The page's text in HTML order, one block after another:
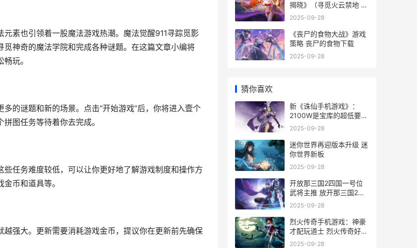
素也引领着一股魔法游戏热潮。魔法觉醒911寻踪觅影
神奇的魔法学院和完成各种谜题。在这篇文章小编将
玩。
的谜题和新的场景。点击“开始游戏”后，你将进入壹个
图任务等待着你去完成。
任务难度较低，可以让你更好地了解游戏制度和操作方
币和道具等。
强大。更新需要消耗游戏金币，提议你在更新前先确保
揭晓》（寻觅火云禁地 斗
战神火晶怎么获得
2025-09-28
《丧尸的食物大战》游戏
策略 丧尸的食物下载
2025-09-28
猜你喜欢
新《诛仙手机游戏》：
2100W是宝库的超低要求
新诛仙手游官服下载
2025-09-28
迷你世界再迎版本升级 迷
你世界新板
2025-09-28
开放那三国2四国一号位
武将主推 放开那三国2国
家选择
2025-09-28
烈火传奇手机游戏：神豪
才配玩道士 烈火传奇好玩
吗
2025-09-28